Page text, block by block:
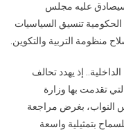
عليه مجلس
الحكومية تنسيق السياسيات
منظومة التربية والتكوين.
إذ يهدد تحالف
تقدمت بها وزارة
النواب، بغرض مراجعة
بتمثيلية واسعة